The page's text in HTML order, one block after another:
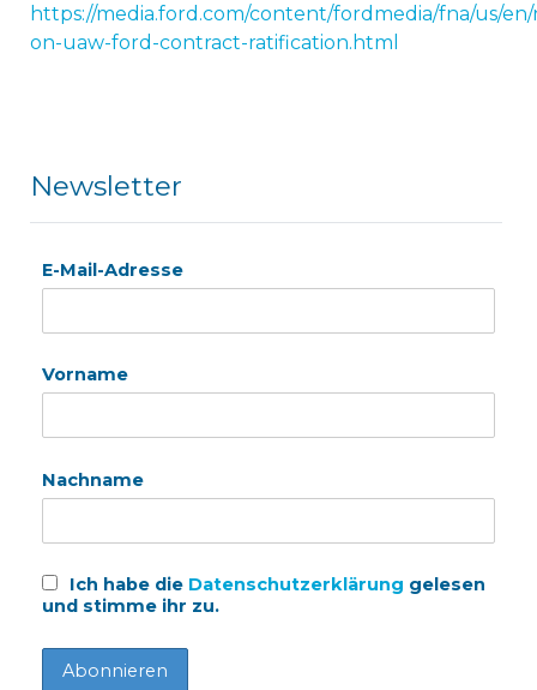
https://media.ford.com/content/fordmedia/fna/us/
on-uaw-ford-contract-ratification.html
Newsletter
E-Mail-Adresse
Vorname
Nachname
Ich habe die Datenschutzerklärung gelesen
und stimme ihr zu.